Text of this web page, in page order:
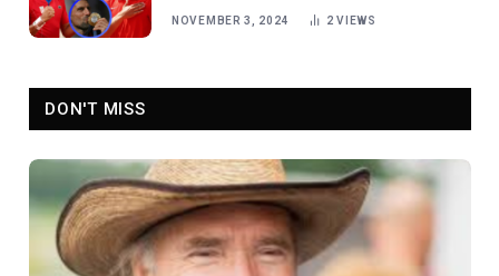
NOVEMBER 3, 2024 2VIEWS
DON'T MISS